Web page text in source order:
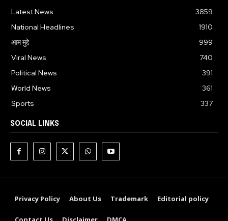
Latest News
3859
National Headlines
1910
आम मुद्दे
999
Viral News
740
Political News
391
World News
361
Sports
337
SOCIAL LINKS
Privacy Policy About Us Trademark Editorial policy